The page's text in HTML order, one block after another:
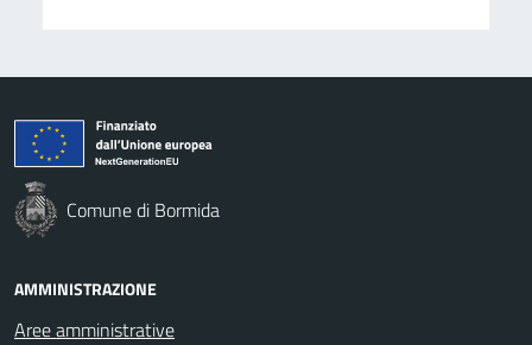
Comune di Bormida
AMMINISTRAZIONE
Aree amministrative